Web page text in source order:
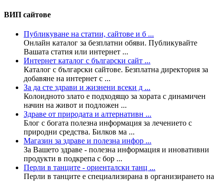
ВИП сайтове
Публикуване на статии, сайтове и б ...
Онлайн каталог за безплатни обяви. Публикувайте
Вашата статия или интернет ...
Интернет каталог с български сайт ...
Каталог с български сайтове. Безплатна директория за
добавяне на интернет с ...
За да сте здрави и жизнени всеки д ...
Колoидното злато е подходящо за хората с динамичен
начин на живот и подложен ...
Здраве от природата и алтернативн ...
Блог с богата полезна информация за лечението с
природни средства. Билков ма ...
Магазин за здраве и полезна инфор ...
За Вашето здраве - полезна информация и иновативни
продукти в подкрепа с бор ...
Перли в танците - ориенталски танц ...
Перли в танците е специализирана в организирането на